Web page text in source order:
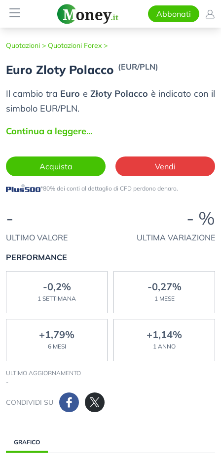
Abbonati
Quotazioni > Quotazioni Forex >
Euro Zloty Polacco (EUR/PLN)
Il cambio tra Euro eZłoty Polacco è indicato con il
simbolo EUR/PLN.
Continua a leggere...
Acquista Vendi
*80% dei conti al dettaglio di CFD perdono denaro.
-
ULTIMO VALORE
- %
ULTIMA VARIAZIONE
PERFORMANCE
-0,2%
1 SETTIMANA
-0,27%
1 MESE
+1,79%
6 MESI
+1,14%
1 ANNO
ULTIMO AGGIORNAMENTO
-
CONDIVIDI SU
GRAFICO